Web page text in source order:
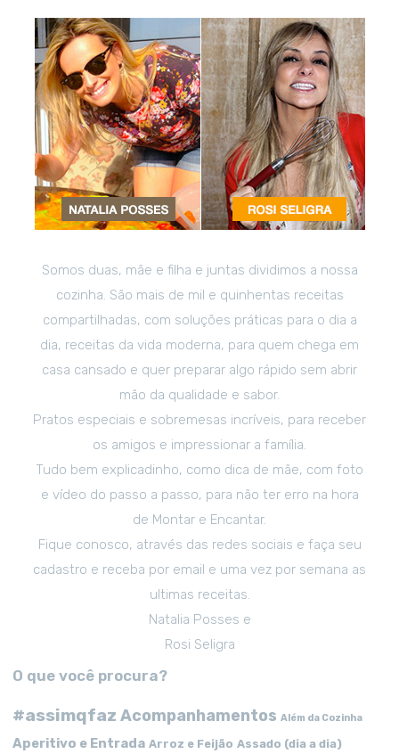
Somos duas, mãe e filha e juntas dividimos a nossa
cozinha. São mais de mil e quinhentas receitas
compartilhadas, com soluções práticas para o dia a
dia, receitas da vida moderna, para quem chega em
casa cansado e quer preparar algo rápido sem abrir
mão da qualidade e sabor.
Pratos especiais e sobremesas incríveis, para receber
os amigos e impressionar a família.
Tudo bem explicadinho, como dica de mãe, com foto
e vídeo do passo a passo, para não ter erro na hora
de Montar e Encantar.
Fique conosco, através das redes sociais e faça seu
cadastro e receba por email e uma vez por semana as
ultimas receitas.
Natalia Posses e
Rosi Seligra
O que você procura?
#assimqfaz Acompanhamentos Além da Cozinha
Aperitivo e Entrada Arroz e Feijão Assado (dia a dia)